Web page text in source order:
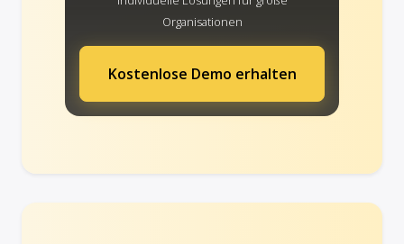
Organisationen
Kostenlose Demo erhalten